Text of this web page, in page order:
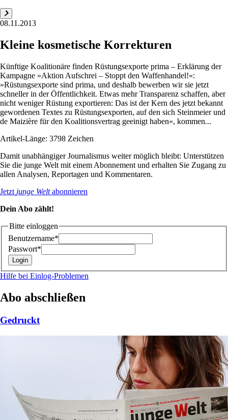
08.11.2013
Kleine kosmetische Korrekturen
Künftige Koalitionäre finden Rüstungsexporte prima – Erklärung der
Kampagne »Aktion Aufschrei – Stoppt den Waffenhandel!«:
»Rüstungsexporte sind prima, und deshalb bewerben wir sie jetzt
schneller in der Öffentlichkeit. Etwas mehr Transparenz schaffen, aber
nicht weniger Rüstung exportieren: Das ist der Kern des jetzt bekannt
gewordenen Textes zu Rüstungsexporten, auf den sich Steinmeier und
de Maizière für den Koalitionsvertrag geeinigt haben«, kommen...
Artikel-Länge: 3798 Zeichen
Damit unabhängiger Journalismus weiter möglich bleibt: Unterstützen
Sie die junge Welt mit einem Abonnement und erhalten Sie Zugang zu
allen Analysen, Reportagen und Kommentaren.
Jetzt junge Weltabonnieren
Dein Abo zählt!
Bitte einloggen
Benutzername*
Passwort*
Hilfe bei Einlog-Problemen
Abo abschließen
Gedruckt